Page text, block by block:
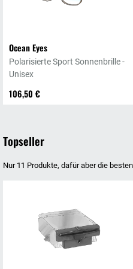
Ocean Eyes
106,50 €
Polarisierte Sport Sonnenbrille -
Unisex
Topseller
Nur 11 Produkte, dafür aber die